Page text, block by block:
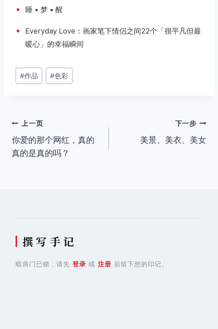
• 睡 • 梦 • 醒
•
Everyday Love：画家笔下情侣之间22个「很平凡但最
暖心」的幸福瞬间
文
章
#作品 #色彩
文
章
上一页
你爱的那个网红，真的
真的是真的吗？
下一步
美景、美衣、美女
撰 写 手 记
暗房门已锁，请先 登录 或 注册 后留下您的印记。